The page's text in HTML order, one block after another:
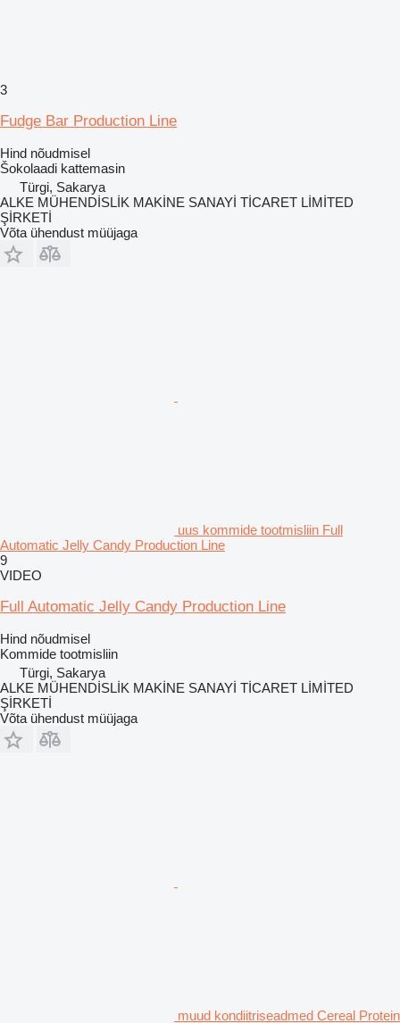
3
Fudge Bar Production Line
Hind nõudmisel
Šokolaadi kattemasin
Türgi, Sakarya
ALKE MÜHENDİSLİK MAKİNE SANAYİ TİCARET LİMİTED
ŞİRKETİ
Võta ühendust müüjaga
uus kommide tootmisliin Full
Automatic Jelly Candy Production Line
9
VIDEO
Full Automatic Jelly Candy Production Line
Hind nõudmisel
Kommide tootmisliin
Türgi, Sakarya
ALKE MÜHENDİSLİK MAKİNE SANAYİ TİCARET LİMİTED
ŞİRKETİ
Võta ühendust müüjaga
muud kondiitriseadmed Cereal Protein